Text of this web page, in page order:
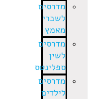
מדרסים
לשברי
מאמץ
מדרסים
לשין
ספלינטס
מדרסים
לילדים